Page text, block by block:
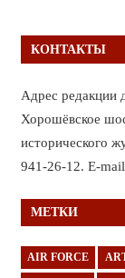
КОНТАКТЫ
Адрес редакции
Хорошёвское
исторического
941-26-12. E-
МЕТКИ
AIR FORCE